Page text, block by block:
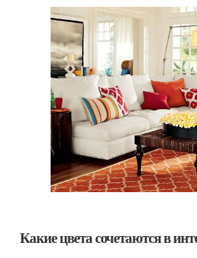
Какие цвета сочетаются в